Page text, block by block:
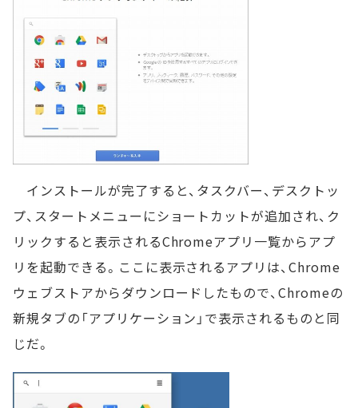
インストールが完了すると、タスクバー、デスクトッ
プ、スタートメニューにショートカットが追加され、ク
リックすると表示されるChromeアプリ一覧からアプ
リを起動できる。ここに表示されるアプリは、Chrome
ウェブストアからダウンロードしたもので、Chromeの
新規タブの「アプリケーション」で表示されるものと同
じだ。